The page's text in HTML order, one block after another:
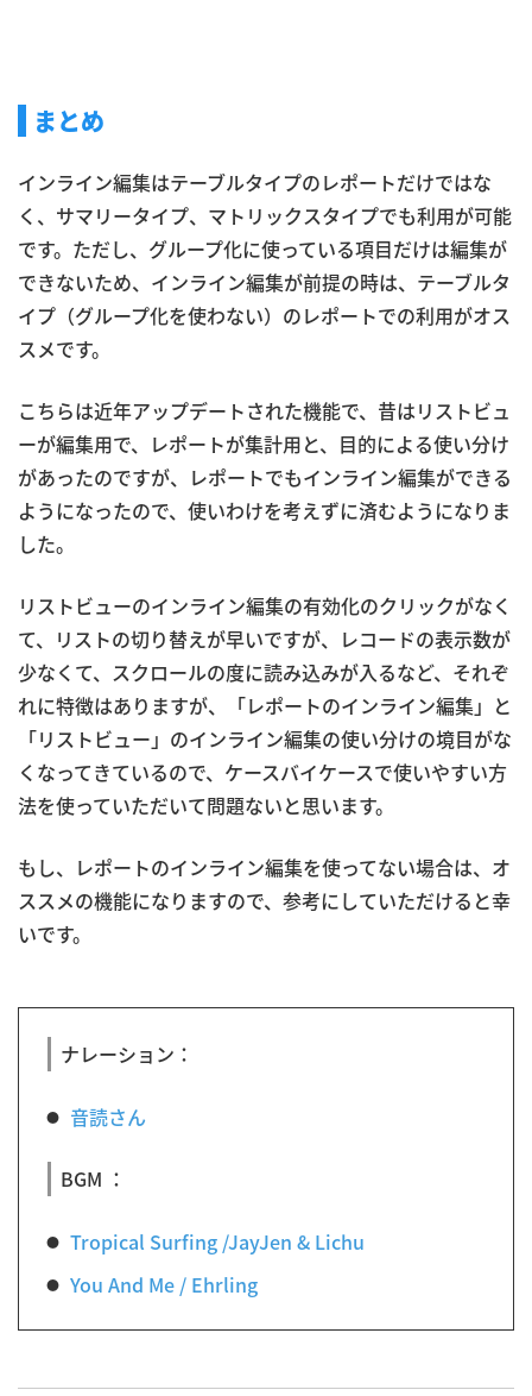
まとめ
インライン編集はテーブルタイプのレポートだけではな
く、サマリータイプ、マトリックスタイプでも利用が可能
です。ただし、グループ化に使っている項目だけは編集が
できないため、インライン編集が前提の時は、テーブルタ
イプ（グループ化を使わない）のレポートでの利用がオス
スメです。
こちらは近年アップデートされた機能で、昔はリストビュ
ーが編集用で、レポートが集計用と、目的による使い分け
があったのですが、レポートでもインライン編集ができる
ようになったので、使いわけを考えずに済むようになりま
した。
リストビューのインライン編集の有効化のクリックがなく
て、リストの切り替えが早いですが、レコードの表示数が
少なくて、スクロールの度に読み込みが入るなど、それぞ
れに特徴はありますが、「レポートのインライン編集」と
「リストビュー」のインライン編集の使い分けの境目がな
くなってきているので、ケースバイケースで使いやすい方
法を使っていただいて問題ないと思います。
もし、レポートのインライン編集を使ってない場合は、オ
ススメの機能になりますので、参考にしていただけると幸
いです。
ナレーション：
音読さん
BGM ：
Tropical Surfing /JayJen & Lichu
You And Me / Ehrling